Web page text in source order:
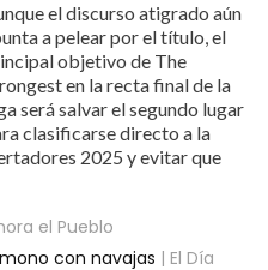
el discurso atigrado aún
a pelear por el título, el
objetivo de The
en la recta final de la
será salvar el segundo lugar
clasificarse directo a la
2025 y evitar que
el Pueblo
con navajas | El Día